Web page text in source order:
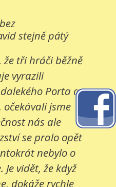
stejně pátý
že tři hráči běžně
vyrazili
Porta a
jsme
nás ale
se pralo opět
nebylo o
vidět, že když
dokáže rychle